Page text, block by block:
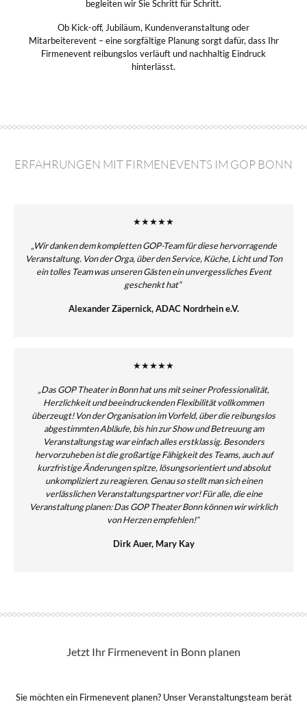
begleiten wir Sie Schritt für Schritt.
Ob Kick-off, Jubiläum, Kundenveranstaltung oder
Mitarbeiterevent – eine sorgfältige Planung sorgt dafür, dass Ihr
Firmenevent reibungslos verläuft und nachhaltig Eindruck
hinterlässt.
ERFAHRUNGEN MIT FIRMENEVENTS IM GOP BONN
★★★★★
„Wir danken dem kompletten GOP-Team für diese hervorragende
Veranstaltung. Von der Orga, über den Service, Küche, Licht und Ton
ein tolles Team was unseren Gästen ein unvergessliches Event
geschenkt hat“
Alexander Zäpernick, ADAC Nordrhein e.V.
★★★★★
„Das GOP Theater in Bonn hat uns mit seiner Professionalität,
Herzlichkeit und beeindruckenden Flexibilität vollkommen
überzeugt! Von der Organisation im Vorfeld, über die reibungslos
abgestimmten Abläufe, bis hin zur Show und Betreuung am
Veranstaltungstag war einfach alles erstklassig. Besonders
hervorzuheben ist die großartige Fähigkeit des Teams, auch auf
kurzfristige Änderungen spitze, lösungsorientiert und absolut
unkompliziert zu reagieren. Genau so stellt man sich einen
verlässlichen Veranstaltungspartner vor! Für alle, die eine
Veranstaltung planen: Das GOP Theater Bonn können wir wirklich
von Herzen empfehlen!“
Dirk Auer, Mary Kay
Jetzt Ihr Firmenevent in Bonn planen
Sie möchten ein Firmenevent planen? Unser Veranstaltungsteam berät